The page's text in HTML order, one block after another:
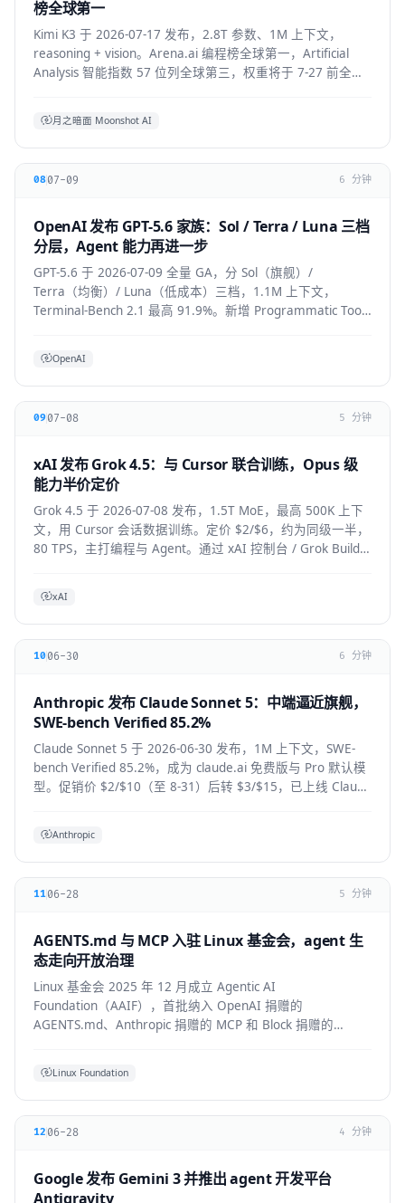
榜全球第一
Kimi K3 于 2026-07-17 发布，2.8T 参数、1M 上下文，
reasoning + vision。Arena.ai 编程榜全球第一，Artificial
Analysis 智能指数 57 位列全球第三，权重将于 7-27 前全部
月之暗面 Moonshot AI
0807-09 6 分钟
OpenAI 发布 GPT-5.6 家族：Sol / Terra / Luna 三档
分层，Agent 能力再进一步
GPT-5.6 于 2026-07-09 全量 GA，分 Sol（旗舰）/
Terra（均衡）/ Luna（低成本）三档，1.1M 上下文，
Terminal-Bench 2.1 最高 91.9%。新增 Programmatic Tool
OpenAI
0907-08 5 分钟
xAI 发布 Grok 4.5：与 Cursor 联合训练，Opus 级
能力半价定价
Grok 4.5 于 2026-07-08 发布，1.5T MoE，最高 500K 上下
文，用 Cursor 会话数据训练。定价 $2/$6，约为同级一半，
80 TPS，主打编程与 Agent。通过 xAI 控制台 / Grok Build /
xAI
1006-30 6 分钟
Anthropic 发布 Claude Sonnet 5：中端逼近旗舰，
SWE-bench Verified 85.2%
Claude Sonnet 5 于 2026-06-30 发布，1M 上下文，SWE-
bench Verified 85.2%，成为 claude.ai 免费版与 Pro 默认模
型。促销价 $2/$10（至 8-31）后转 $3/$15，已上线 Claude
Anthropic
1106-28 5 分钟
AGENTS.md 与 MCP 入驻 Linux 基金会，agent 生
态走向开放治理
Linux 基金会 2025 年 12 月成立 Agentic AI
Foundation（AAIF），首批纳入 OpenAI 捐赠的
AGENTS.md、Anthropic 捐赠的 MCP 和 Block 捐赠的
Linux Foundation
12 06-28 4 分钟
Google 发布 Gemini 3 并推出 agent 开发平台
Antigravity